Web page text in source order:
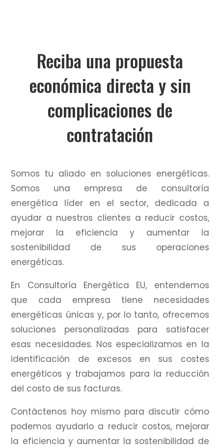
Reciba una propuesta
económica directa y sin
complicaciones de
contratación
Somos tu aliado en soluciones energéticas.
Somos una empresa de consultoría
energética líder en el sector, dedicada a
ayudar a nuestros clientes a reducir costos,
mejorar la eficiencia y aumentar la
sostenibilidad de sus operaciones
energéticas.
En Consultoría Energética EU, entendemos
que cada empresa tiene necesidades
energéticas únicas y, por lo tanto, ofrecemos
soluciones personalizadas para satisfacer
esas necesidades. Nos especializamos en la
identificación de excesos en sus costes
energéticos y trabajamos para la reducción
del costo de sus facturas.
Contáctenos hoy mismo para discutir cómo
podemos ayudarlo a reducir costos, mejorar
la eficiencia y aumentar la sostenibilidad de